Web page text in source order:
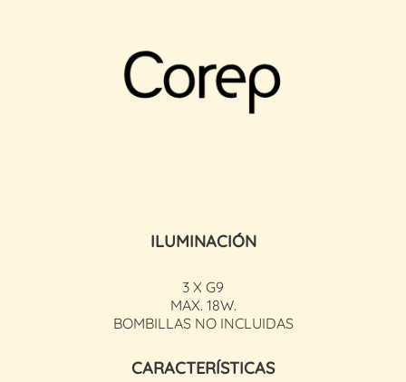
ILUMINACIÓN
3 X G9
MAX. 18W.
BOMBILLAS NO INCLUIDAS
CARACTERÍSTICAS